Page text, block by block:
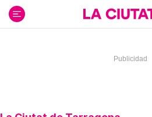
contenido